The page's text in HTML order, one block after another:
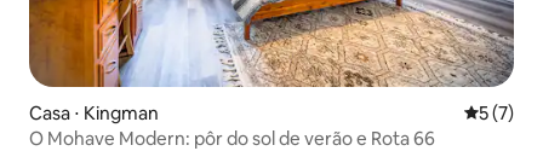
Casa ⋅ Kingman 5 de
5 (7)
O Mohave Modern: pôr do sol de verão e Rota 66